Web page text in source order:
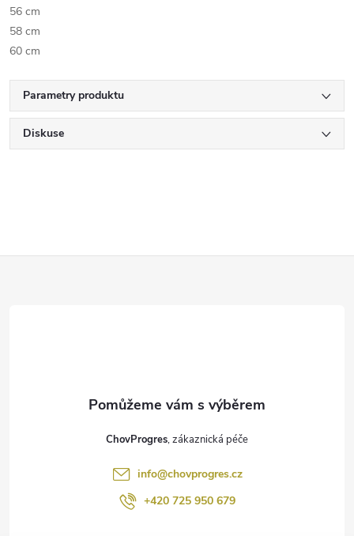
56 cm
58 cm
60 cm
Parametry produktu
Diskuse
ChovProgres
info@chovprogres.cz
+420 725 950 679